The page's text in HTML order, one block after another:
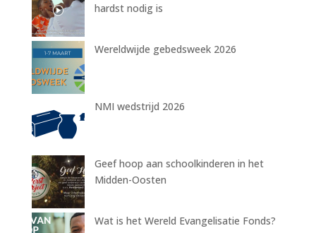
hardst nodig is
Wereldwijde gebedsweek 2026
NMI wedstrijd 2026
Geef hoop aan schoolkinderen in het
Midden-Oosten
Wat is het Wereld Evangelisatie Fonds?